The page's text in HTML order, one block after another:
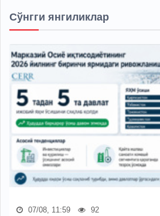
Сўнгги янгиликлар
07/08, 11:59 92